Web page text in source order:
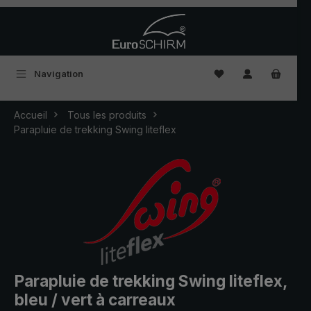
Navigation Vous avez 0
Accueil
Tous les produits
Parapluie de trekking Swing liteflex
Parapluie de trekking Swing liteflex,
bleu / vert à carreaux